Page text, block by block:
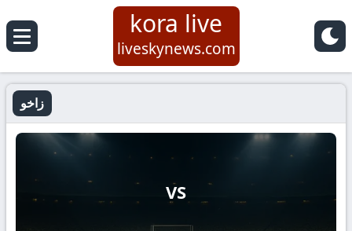
kora live
liveskynews.com
زاخو
VS